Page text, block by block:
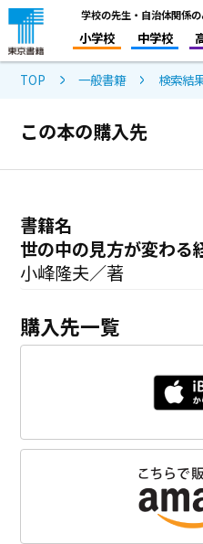
学校の先生・自治体関係
小学校 中学校
TOP 一般書籍 検索結
この本の購入先
書籍名
世の中の見方が変わる
小峰隆夫／著
購入先一覧